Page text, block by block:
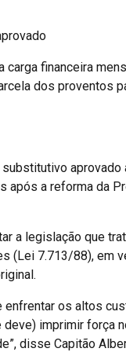
carga financeira
dos proventos
após a reforma da
a legislação que
(Lei 7.713/88), em
enfrentar os altos
deve) imprimir força
disse Capitão